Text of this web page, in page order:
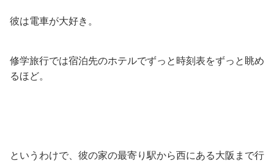
彼は電車が大好き。
修学旅行では宿泊先のホテルでずっと時刻表をずっと眺め
るほど。
というわけで、彼の家の最寄り駅から西にある大阪まで行